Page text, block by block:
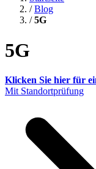
/Blog
/5G
5G
Klicken Sie hier für
Mit Standortprüfung